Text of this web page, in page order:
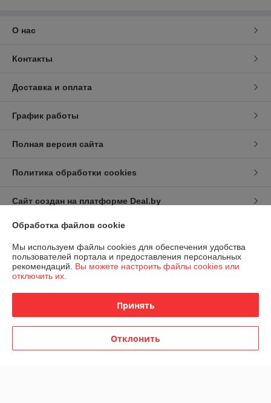
О нас
Контакты
Доставка и оплата
График работы
Полная версия сайта
Политика обработки cookies
Сайт создан на платформе Deal.by
Информация для покупателя
Общество с ограниченной ответственностью
223034, РБ, Минская обл., Минский р/н, Петришковский с/с, р/н д.
Кирши, Админ.-произ. здание с гар.
Обработка файлов cookie
Мы используем файлы cookies для обеспечения удобства
пользователей портала и предоставления персональных
рекомендаций. Вы можете настроить файлы cookies или
отключить их.
Принять
Отклонить